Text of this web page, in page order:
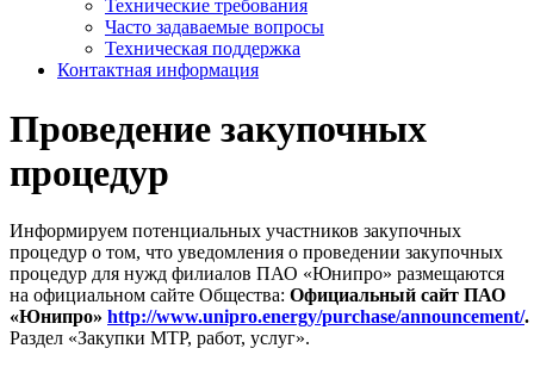
Технические требования
Часто задаваемые вопросы
Техническая поддержка
Контактная информация
Проведение закупочных
процедур
Информируем потенциальных участников закупочных
процедур о том, что уведомления о проведении закупочных
процедур для нужд филиалов ПАО «Юнипро» размещаются
на официальном сайте Общества: Официальный сайт ПАО
«Юнипро» http://www.unipro.energy/purchase/announcement/.
Раздел «Закупки МТР, работ, услуг».